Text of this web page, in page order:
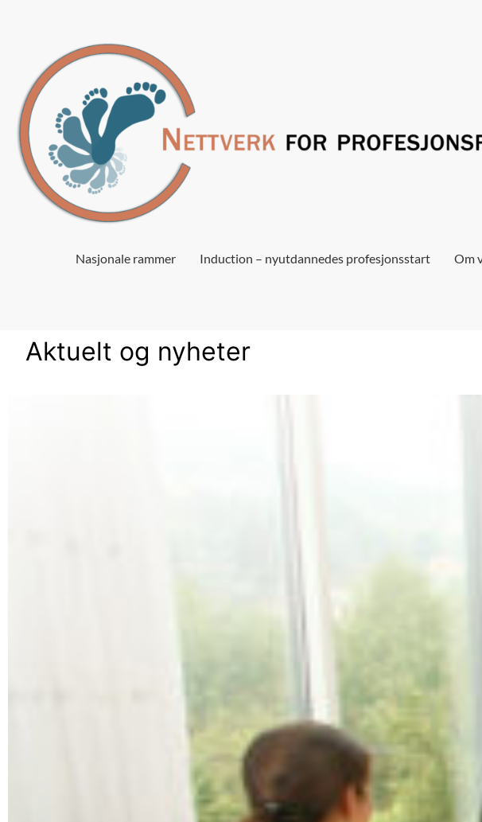
Nasjonale rammer Induction – nyutdannedes profesjonsstart Om
Aktuelt og nyheter